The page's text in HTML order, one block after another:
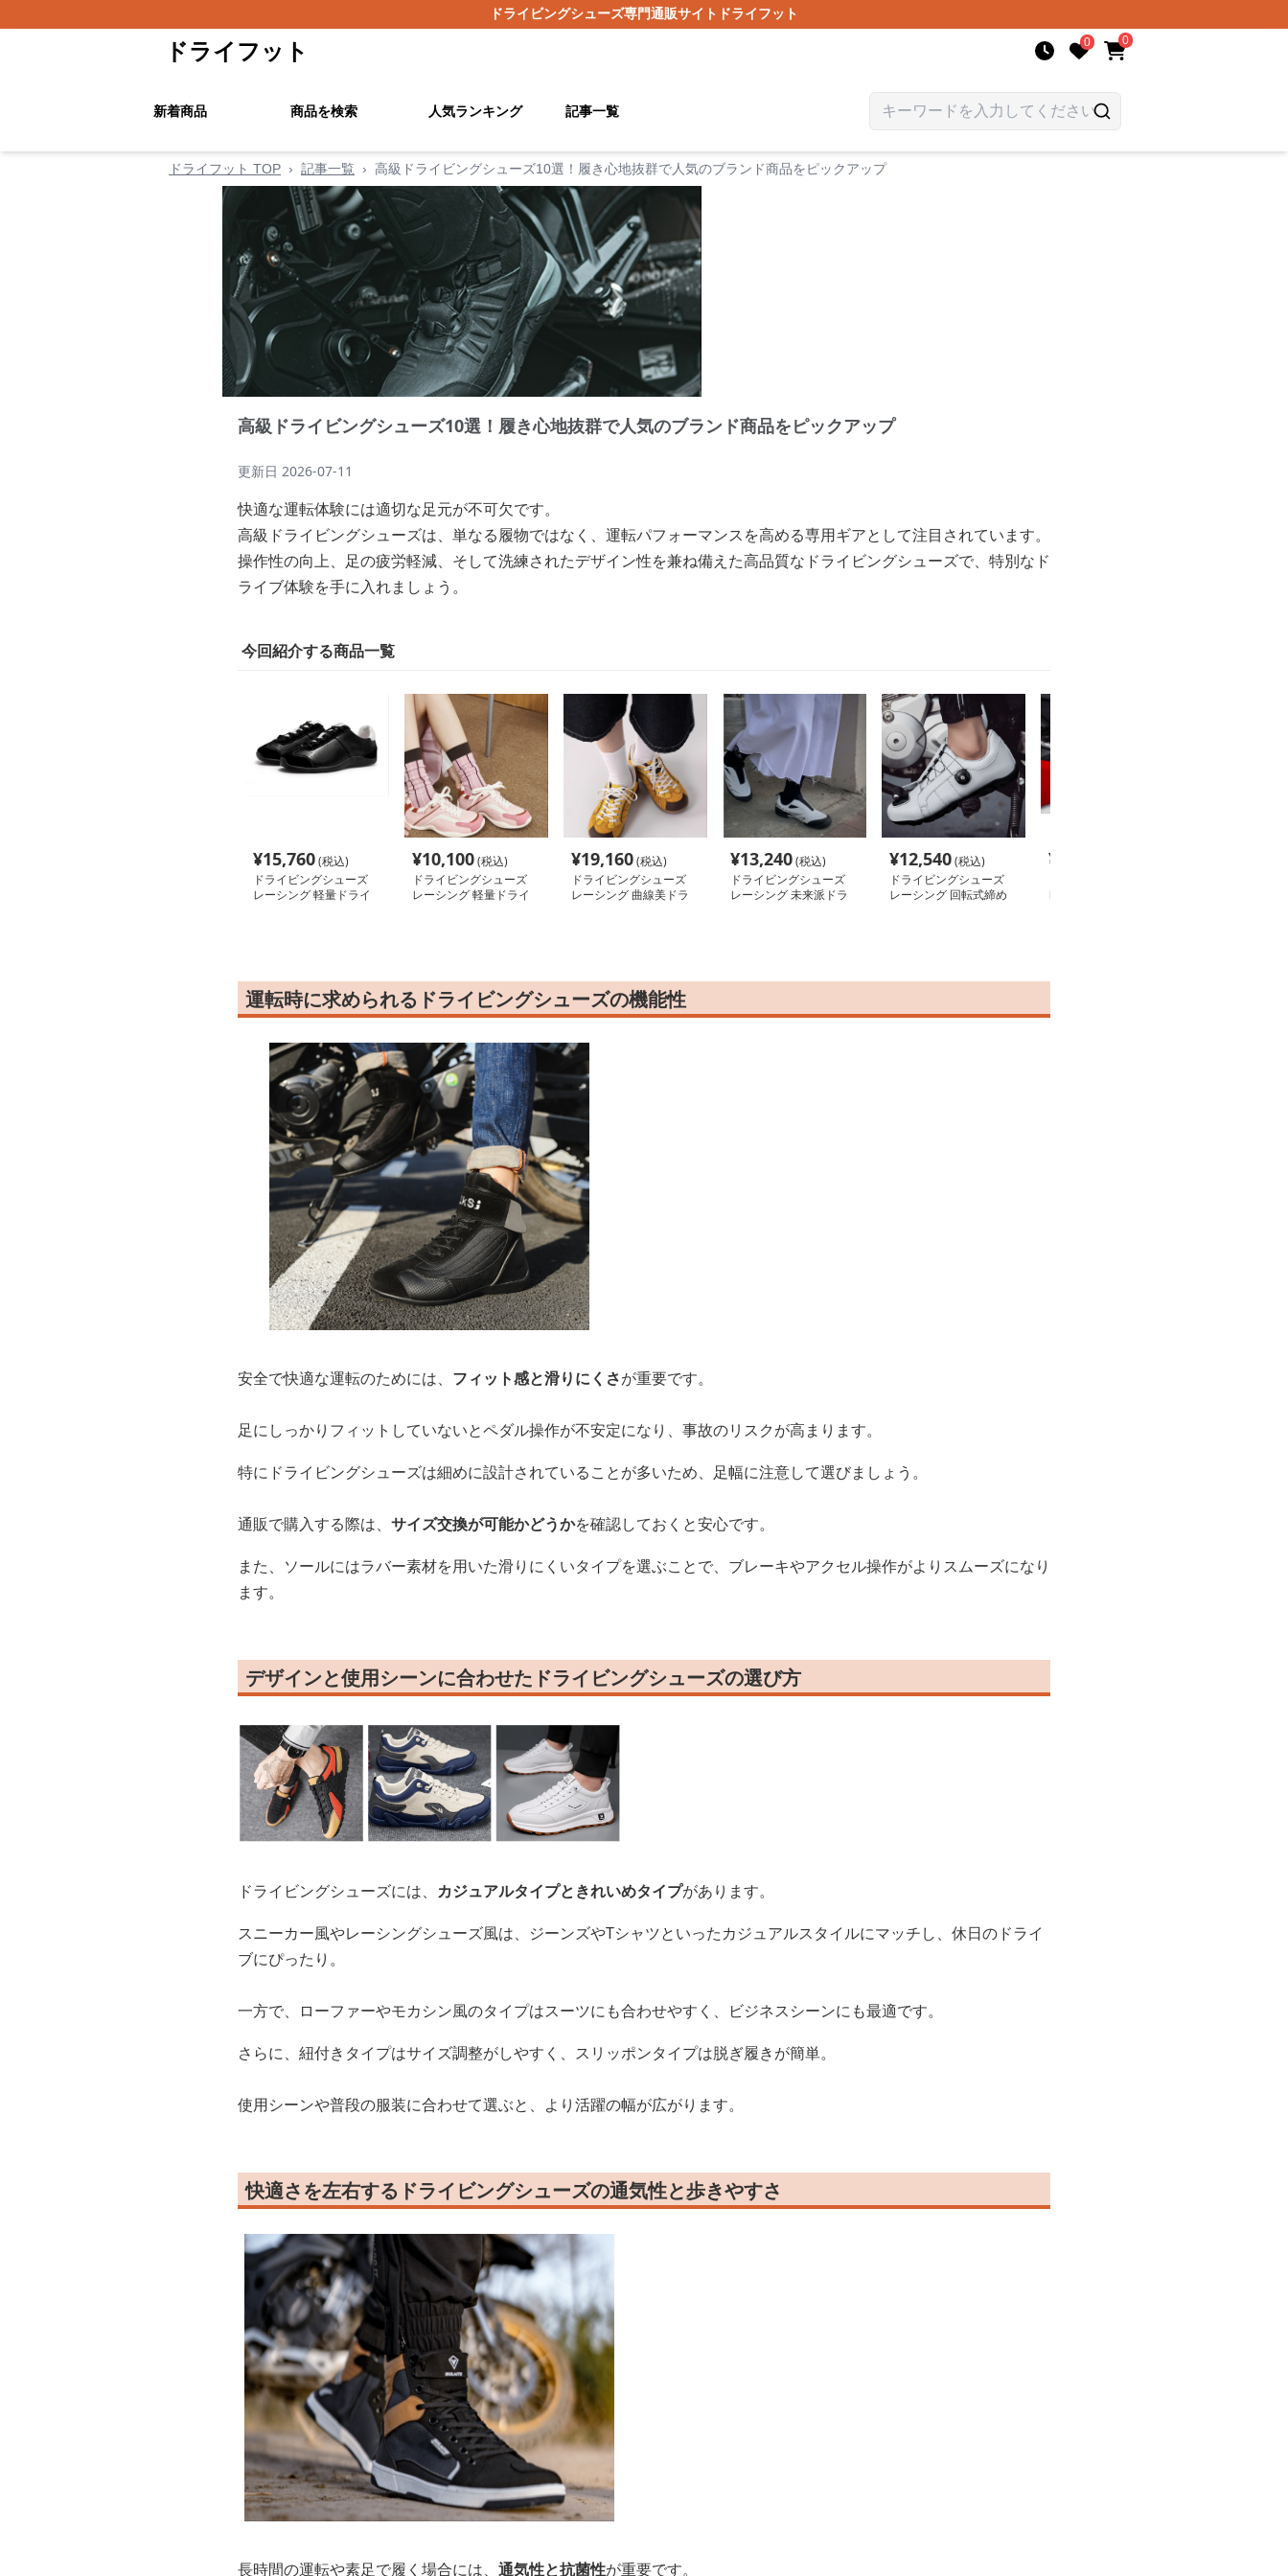
ドライビングシューズ専門通販サイト ドライフット
ドライフット 0 0
新着商品 商品を検索 人気ランキング 記事一覧
ドライフット TOP › 記事一覧 › 高級ドライビングシューズ10選！履き心地抜群で人気のブランド商品をピックアップ
高級ドライビングシューズ10選！履き心地抜群で人気のブランド商品をピックアップ
更新日 2026-07-11
快適な運転体験には適切な足元が不可欠です。
高級ドライビングシューズは、単なる履物ではなく、運転パフォーマンスを高める専用ギアとして注目されています。
操作性の向上、足の疲労軽減、そして洗練されたデザイン性を兼ね備えた高品質なドライビングシューズで、特別なド
ライブ体験を手に入れましょう。
今回紹介する商品一覧
¥15,760(税込)
ドライビングシューズ
レーシング 軽量ドライ
¥10,100(税込)
ドライビングシューズ
レーシング 軽量ドライ
¥19,160(税込)
ドライビングシューズ
レーシング 曲線美ドラ
¥13,240(税込)
ドライビングシューズ
レーシング 未来派ドラ
¥12,540(税込)
ドライビングシューズ
レーシング 回転式締め
¥
レーシング モーターサ
運転時に求められるドライビングシューズの機能性
安全で快適な運転のためには、 フィット感と滑りにくさが重要です。
足にしっかりフィットしていないとペダル操作が不安定になり、事故のリスクが高まります。
特にドライビングシューズは細めに設計されていることが多いため、足幅に注意して選びましょう。
通販で購入する際は、 サイズ交換が可能かどうかを確認しておくと安心です。
また、ソールにはラバー素材を用いた滑りにくいタイプを選ぶことで、ブレーキやアクセル操作がよりスムーズになり
ます。
デザインと使用シーンに合わせたドライビングシューズの選び方
ドライビングシューズには、 カジュアルタイプときれいめタイプがあります。
スニーカー風やレーシングシューズ風は、ジーンズやTシャツといったカジュアルスタイルにマッチし、休日のドライ
ブにぴったり。
一方で、ローファーやモカシン風のタイプはスーツにも合わせやすく、ビジネスシーンにも最適です。
さらに、紐付きタイプはサイズ調整がしやすく、スリッポンタイプは脱ぎ履きが簡単。
使用シーンや普段の服装に合わせて選ぶと、より活躍の幅が広がります。
快適さを左右するドライビングシューズの通気性と歩きやすさ
長時間の運転や素足で履く場合には、 通気性と抗菌性が重要です。